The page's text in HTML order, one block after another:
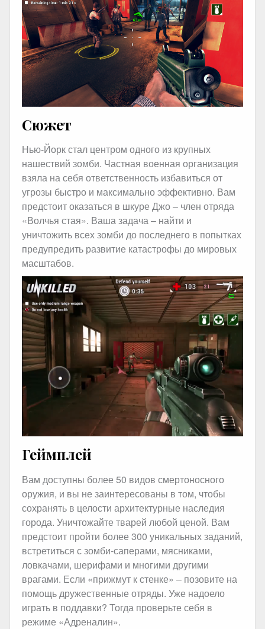
Сюжет
Нью-Йорк стал центром одного из крупных
нашествий зомби. Частная военная организация
взяла на себя ответственность избавиться от
угрозы быстро и максимально эффективно. Вам
предстоит оказаться в шкуре Джо – член отряда
«Волчья стая». Ваша задача – найти и
уничтожить всех зомби до последнего в попытках
предупредить развитие катастрофы до мировых
масштабов.
Геймплей
Вам доступны более 50 видов смертоносного
оружия, и вы не заинтересованы в том, чтобы
сохранять в целости архитектурные наследия
города. Уничтожайте тварей любой ценой. Вам
предстоит пройти более 300 уникальных заданий,
встретиться с зомби-саперами, мясниками,
ловкачами, шерифами и многими другими
врагами. Если «прижмут к стенке» – позовите на
помощь дружественные отряды. Уже надоело
играть в поддавки? Тогда проверьте себя в
режиме «Адреналин».